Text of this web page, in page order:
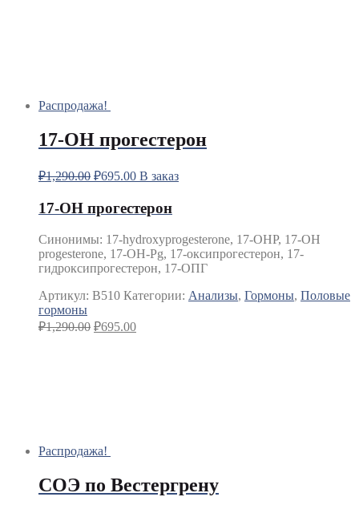
Распродажа!
17-OH прогестерон
₽1,290.00 ₽695.00 В заказ
17-OH прогестерон
Синонимы: 17-hydroxyprogesterone, 17-OHP, 17-OH
progesterone, 17-OH-Pg, 17-оксипрогестерон, 17-
гидроксипрогестерон, 17-ОПГ
Артикул: B510 Категории: Анализы, Гормоны, Половые
гормоны
₽1,290.00 ₽695.00
Распродажа!
СОЭ по Вестергрену